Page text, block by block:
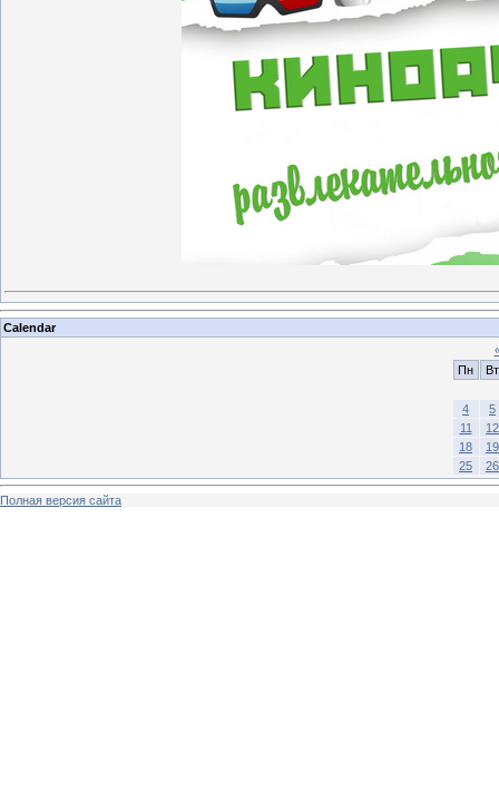
Calendar
Пн
Вт
4
5
11
12
18
19
25
26
Полная версия сайта